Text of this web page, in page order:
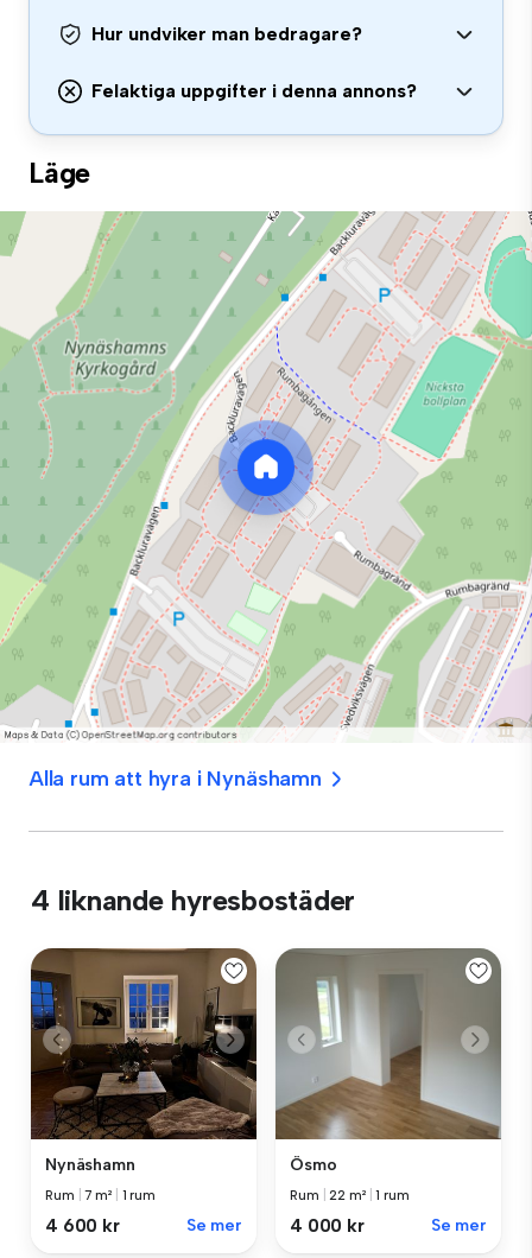
Hur undviker man bedragare?
Felaktiga uppgifter i denna annons?
Läge
Alla rum att hyra i Nynäshamn
4 liknande hyresbostäder
Nynäshamn
Rum |7 m² 1 rum
4 600 kr Se mer
Ösmo
Rum |22 m² |1 rum
4 000 kr Se mer